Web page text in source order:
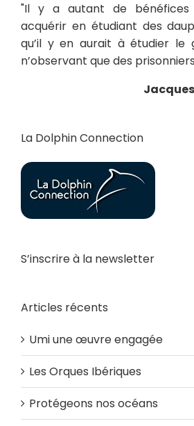
"Il y a autant de bénéfices
acquérir en étudiant des
qu’il y en aurait à étudier le
n’observant que des
La Dolphin Connection
S’inscrire à la newsletter
Articles récents
Umi une œuvre engagée
Les Orques Ibériques
Protégeons nos océans